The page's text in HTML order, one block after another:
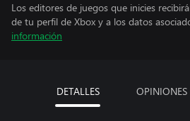
Los editores de juegos que inicies
de tu perfil de Xbox y a los datos
información
DETALLES OPINIONES